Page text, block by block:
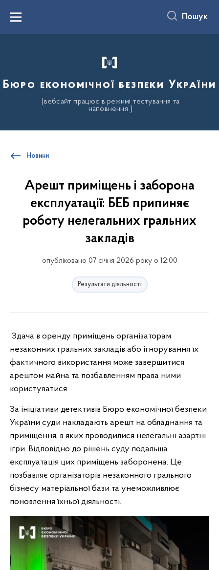
вмістуMenu Пошук
Бюро економічної безпеки України
(вебсайт працює в режимі тестування та
наповнення )
Новини
Арешт приміщень і заборона
експлуатації: БЕБ припиняє
роботу нелегальних гральних
закладів
опубліковано 07 січня 2026 року о 12:00
Результати діяльності
Здача в оренду приміщень організаторам
незаконних гральних закладів або ігнорування їх
фактичного використання може завершитися
арештом майна та позбавленням права ними
користуватися.
За ініціативи детективів Бюро економічної безпеки
України суди накладають арешт на обладнання та
приміщення, в яких проводилися нелегальні азартні
ігри. Відповідно до рішень суду подальша
експлуатація цих приміщень заборонена. Це
позбавляє організаторів незаконного грального
бізнесу матеріальної бази та унеможливлює
поновлення їхньої діяльності.